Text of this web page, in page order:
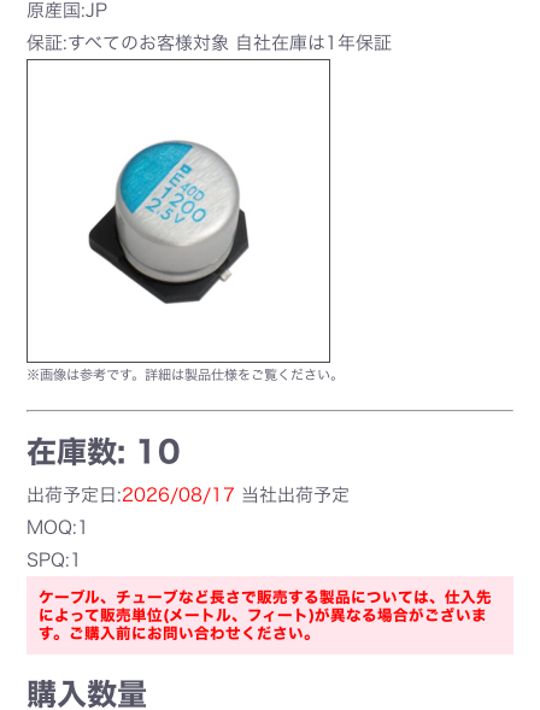
原産国:JP
保証:すべてのお客様対象 自社在庫は1年保証
※画像は参考です。詳細は製品仕様をご覧ください。
在庫数: 10
出荷予定日:2026/08/17 当社出荷予定
MOQ:1
SPQ:1
ケーブル、チューブなど長さで販売する製品については、仕入先
によって販売単位(メートル、フィート)が異なる場合がございま
す。ご購入前にお問い合わせください。
購入数量